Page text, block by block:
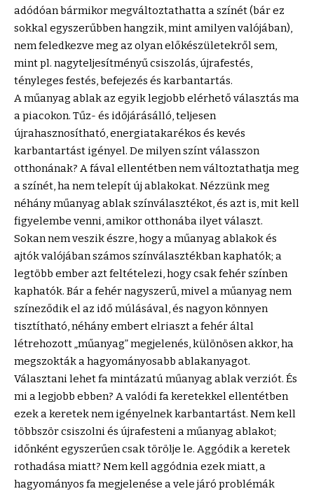
adódóan bármikor megváltoztathatta a színét (bár ez
sokkal egyszerűbben hangzik, mint amilyen valójában),
nem feledkezve meg az olyan előkészületekről sem,
mint pl. nagyteljesítményű csiszolás, újrafestés,
tényleges festés, befejezés és karbantartás.
A műanyag ablak az egyik legjobb elérhető választás ma
a piacokon. Tűz- és időjárásálló, teljesen
újrahasznosítható, energiatakarékos és kevés
karbantartást igényel. De milyen színt válasszon
otthonának? A fával ellentétben nem változtathatja meg
a színét, ha nem telepít új ablakokat. Nézzünk meg
néhány műanyag ablak színválasztékot, és azt is, mit kell
figyelembe venni, amikor otthonába ilyet választ.
Sokan nem veszik észre, hogy a műanyag ablakok és
ajtók valójában számos színválasztékban kaphatók; a
legtöbb ember azt feltételezi, hogy csak fehér színben
kaphatók. Bár a fehér nagyszerű, mivel a műanyag nem
színeződik el az idő múlásával, és nagyon könnyen
tisztítható, néhány embert elriaszt a fehér által
létrehozott „műanyag” megjelenés, különösen akkor, ha
megszokták a hagyományosabb ablakanyagot.
Választani lehet fa mintázatú műanyag ablak verziót. És
mi a legjobb ebben? A valódi fa keretekkel ellentétben
ezek a keretek nem igényelnek karbantartást. Nem kell
többször csiszolni és újrafesteni a műanyag ablakot;
időnként egyszerűen csak törölje le. Aggódik a keretek
rothadása miatt? Nem kell aggódnia ezek miatt, a
hagyományos fa megjelenése a vele járó problémák